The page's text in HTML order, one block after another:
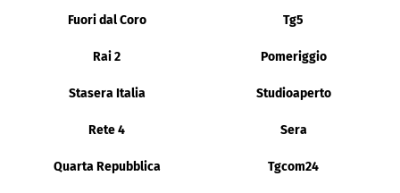
Fuori dal Coro Tg5
Rai 2 Pomeriggio
Stasera Italia Studioaperto
Rete 4 Sera
Quarta Repubblica Tgcom24